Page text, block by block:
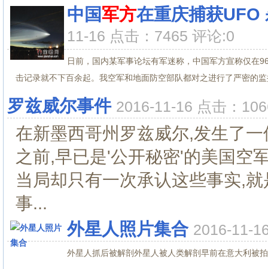
中国军方在重庆捕获UFO
11-16 点击：7465 评论:0
日前，国内某军事论坛有军迷称，中国军方宣称仅在
击记录就不下百余起。我空军和地面防空部队都对之进行了严密的
罗兹威尔事件 2016-11-16 点击：
在新墨西哥州罗兹威尔,发生了
之前,早已是'公开秘密'的美国空
当局却只有一次承认这些事实,
事...
外星人照片集合 2016-11-
外星人抓后被解剖外星人被人类解剖早前在意大利被